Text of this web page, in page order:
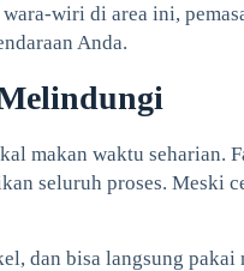
wiri di area ini,
Anda.
makan waktu seharian.
seluruh proses. Meski
dan bisa langsung